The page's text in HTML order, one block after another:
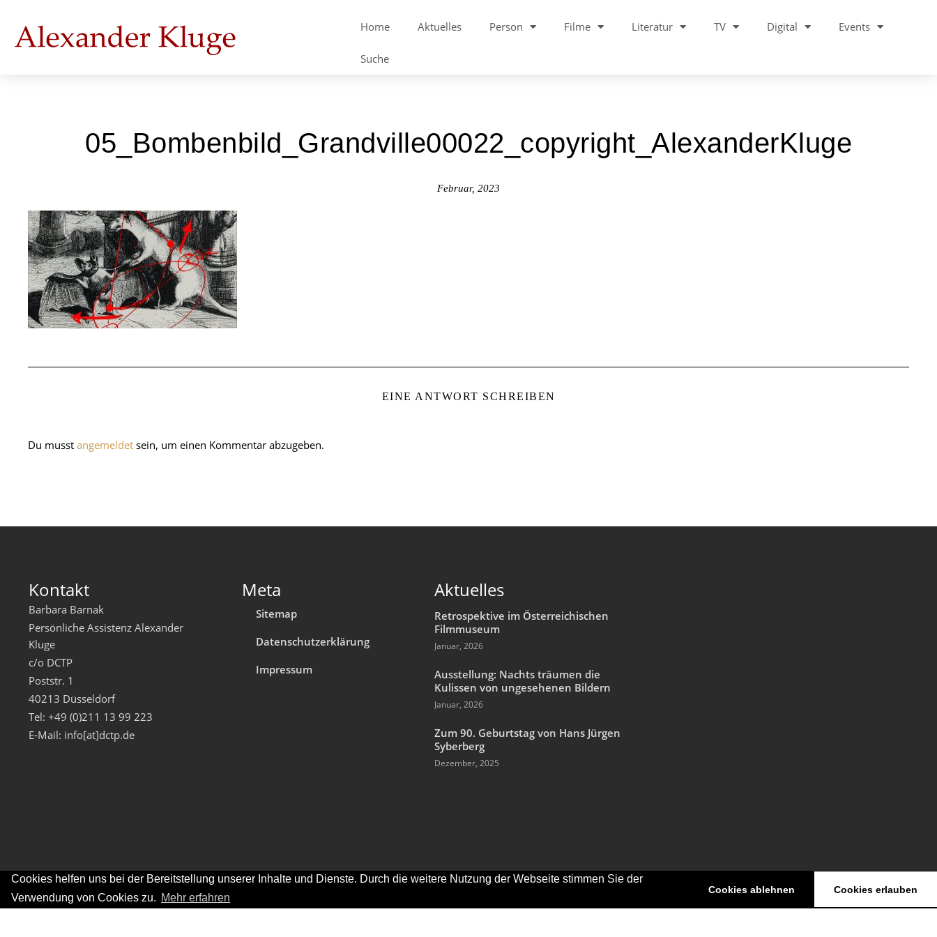
Cookies helfen uns bei der Bereitstellung unserer Inhalte und Dienste. Durch die weitere Nutzung der Webseite stimmen Sie der
Verwendung von Cookies zu. Mehr erfahren
Cookies ablehnen Cookies erlauben
Home Aktuelles Person Filme Literatur TV Digital Events
Suche
05_Bombenbild_Grandville00022_copyright_AlexanderKluge
Februar, 2023
EINE ANTWORT SCHREIBEN
Du musst angemeldet sein, um einen Kommentar abzugeben.
Kontakt
Barbara Barnak
Persönliche Assistenz Alexander
Kluge
c/o DCTP
Poststr. 1
40213 Düsseldorf
Tel: +49 (0)211 13 99 223
E-Mail: info[at]dctp.de
Meta
Sitemap
Datenschutzerklärung
Impressum
Aktuelles
Retrospektive im Österreichischen
Filmmuseum
Januar, 2026
Ausstellung: Nachts träumen die
Kulissen von ungesehenen Bildern
Januar, 2026
Zum 90. Geburtstag von Hans Jürgen
Syberberg
Dezember, 2025